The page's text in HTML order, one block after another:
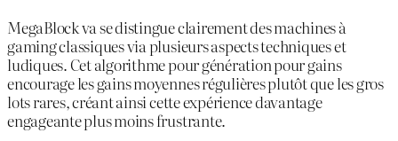
MegaBlock va se distingue clairement des machines à
gaming classiques via plusieurs aspects techniques et
ludiques. Cet algorithme pour génération pour gains
encourage les gains moyennes régulières plutôt que les gros
lots rares, créant ainsi cette expérience davantage
engageante plus moins frustrante.